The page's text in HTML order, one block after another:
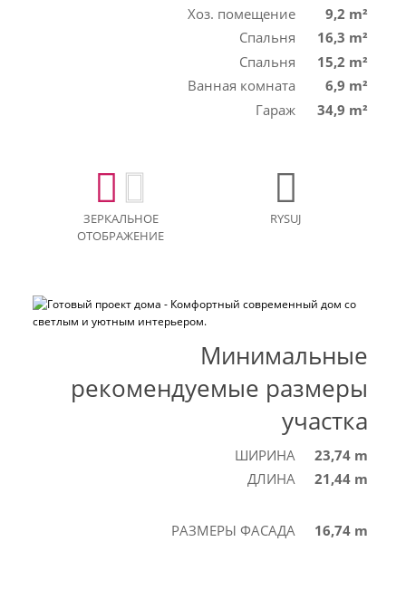
Хоз. помещение
9,2 m²
Спальня
16,3 m²
Спальня
15,2 m²
Ванная комната
6,9 m²
Гараж
34,9 m²
ЗЕРКАЛЬНОЕ
ОТОБРАЖЕНИЕ
RYSUJ
Минимальные
рекомендуемые размеры
участка
ШИРИНА
23,74 m
ДЛИНА
21,44 m
РАЗМЕРЫ ФАСАДА 16,74 m